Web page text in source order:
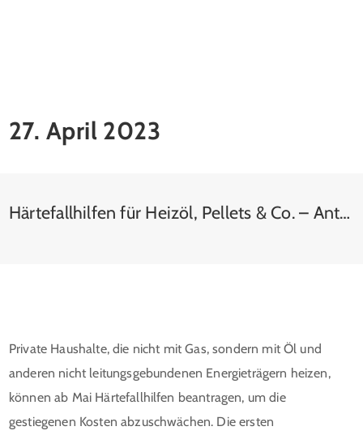
27. April 2023
Härtefallhilfen für Heizöl, Pellets & Co. – Anträge ab Mai möglich
Private Haushalte, die nicht mit Gas, sondern mit Öl und
anderen nicht leitungsgebundenen Energieträgern heizen,
können ab Mai Härtefallhilfen beantragen, um die
gestiegenen Kosten abzuschwächen. Die ersten